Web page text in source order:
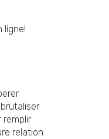
ligne!
remplir
relation